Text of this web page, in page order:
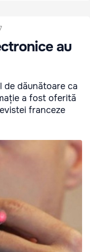
au
de dăunătoare ca
a fost oferită
franceze